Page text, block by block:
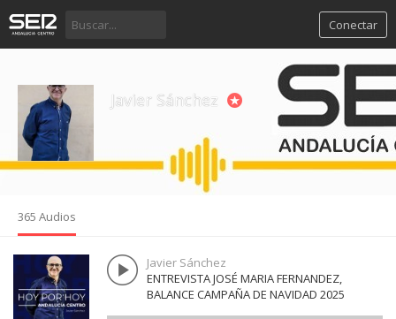
Conectar
Javier Sánchez
365 Audios
Javier Sánchez
ENTREVISTA JOSÉ MARIA FERNANDEZ,
BALANCE CAMPAÑA DE NAVIDAD 2025